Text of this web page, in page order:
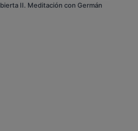
II. Meditación con Germán